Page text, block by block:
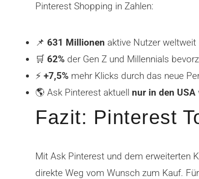
Pinterest Shopping in Zahlen:
📌 631 Millionen aktive Nutzer weltweit
🛒 62% der Gen Z und Millennials
⚡ +7,5% mehr Klicks durch das neue
🌎 Ask Pinterest aktuell nur in den USA
Fazit: Pinterest
Mit Ask Pinterest und dem erweiterten
direkte Weg vom Wunsch zum Kauf.